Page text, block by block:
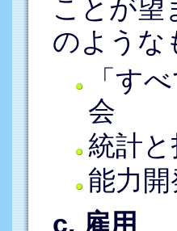
ことが望
のような
「す
会
統計
能力
c. 雇用